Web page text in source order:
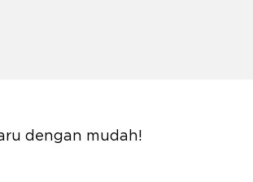
dengan mudah!